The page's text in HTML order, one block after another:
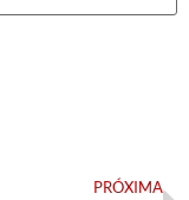
PRÓXIMA